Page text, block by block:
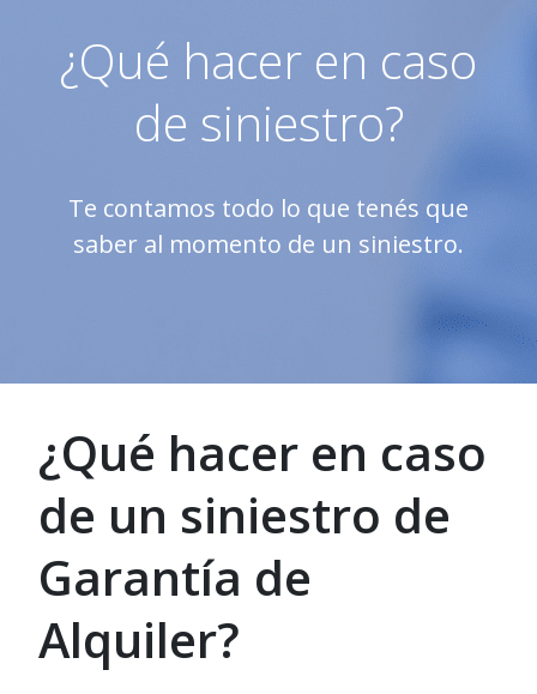
¿Qué hacer en caso
de siniestro?
Te contamos todo lo que tenés que
saber al momento de un siniestro.
¿Qué hacer en caso
de un siniestro de
Garantía de
Alquiler?